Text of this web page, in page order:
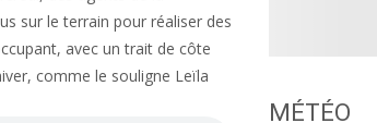
sur le terrain pour réaliser des
avec un trait de côte
comme le souligne Leïla
MÉTÉO